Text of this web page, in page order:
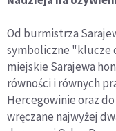
Od burmistrza
symboliczne "klucze
miejskie Sarajewa
równości i równych
Hercegowinie oraz
wręczane najwyżej